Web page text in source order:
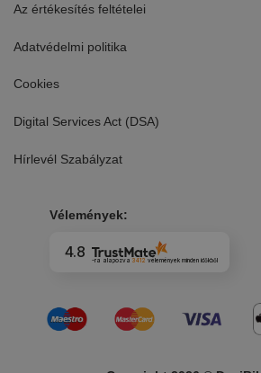
Az értékesítés feltételei
Adatvédelmi politika
Cookies
Digital Services Act (DSA)
Hírlevél Szabályzat
Vélemények:
4.8 -ra alapozva 3412 véleményekminden időkből